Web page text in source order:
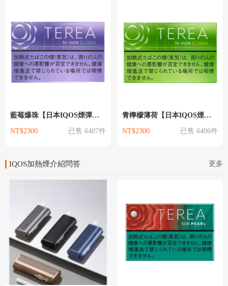
藍莓爆珠【日本IQOS煙彈】TEREA日本版｜ILUMA專用｜現貨供應 IQO
NT$2300 已售 6407件
青檸檬薄荷【日本IQOS煙彈】TEREA日本版｜ILUMA專用｜現貨供應 IQ
NT$2300 已售 6406件
IQOS加熱煙介紹問答 更多